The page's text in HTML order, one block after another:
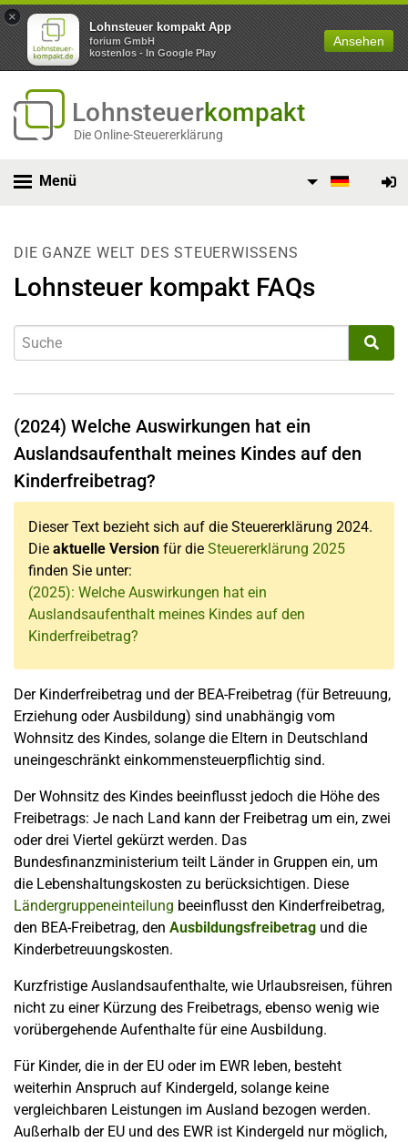
×
Lohnsteuer kompakt App
forium GmbH
kostenlos - In Google Play
Ansehen
Lohnsteuerkompakt
Die Online-Steuererklärung
Menü
DIE GANZE WELT DES STEUERWISSENS
Lohnsteuer kompakt FAQs
(2024) Welche Auswirkungen hat ein
Auslandsaufenthalt meines Kindes auf den
Kinderfreibetrag?
Dieser Text bezieht sich auf die Steuererklärung 2024.
Die aktuelle Version für die Steuererklärung 2025
finden Sie unter:
(2025): Welche Auswirkungen hat ein
Auslandsaufenthalt meines Kindes auf den
Kinderfreibetrag?
Der Kinderfreibetrag und der BEA-Freibetrag (für Betreuung,
Erziehung oder Ausbildung) sind unabhängig vom
Wohnsitz des Kindes, solange die Eltern in Deutschland
uneingeschränkt einkommensteuerpflichtig sind.
Der Wohnsitz des Kindes beeinflusst jedoch die Höhe des
Freibetrags: Je nach Land kann der Freibetrag um ein, zwei
oder drei Viertel gekürzt werden. Das
Bundesfinanzministerium teilt Länder in Gruppen ein, um
die Lebenshaltungskosten zu berücksichtigen. Diese
Ländergruppeneinteilung beeinflusst den Kinderfreibetrag,
den BEA-Freibetrag, den Ausbildungsfreibetrag und die
Kinderbetreuungskosten.
Kurzfristige Auslandsaufenthalte, wie Urlaubsreisen, führen
nicht zu einer Kürzung des Freibetrags, ebenso wenig wie
vorübergehende Aufenthalte für eine Ausbildung.
Für Kinder, die in der EU oder im EWR leben, besteht
weiterhin Anspruch auf Kindergeld, solange keine
vergleichbaren Leistungen im Ausland bezogen werden.
Außerhalb der EU und des EWR ist Kindergeld nur möglich,